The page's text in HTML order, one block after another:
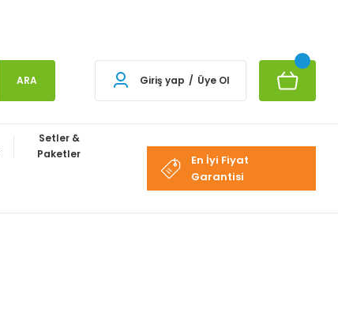
ARA Giriş yap / Üye Ol
Setler &
Paketler
En İyi Fiyat
Garantisi